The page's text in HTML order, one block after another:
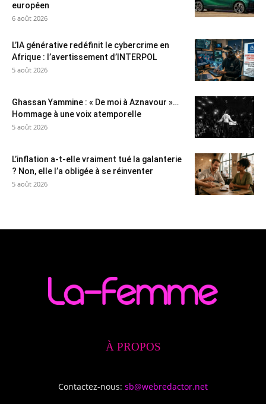
européen
6 août 2026
L’IA générative redéfinit le cybercrime en
Afrique : l’avertissement d’INTERPOL
5 août 2026
Ghassan Yammine : « De moi à Aznavour »…
Hommage à une voix atemporelle
5 août 2026
L’inflation a-t-elle vraiment tué la galanterie
? Non, elle l’a obligée à se réinventer
5 août 2026
À PROPOS
Contactez-nous: sb@webredactor.net